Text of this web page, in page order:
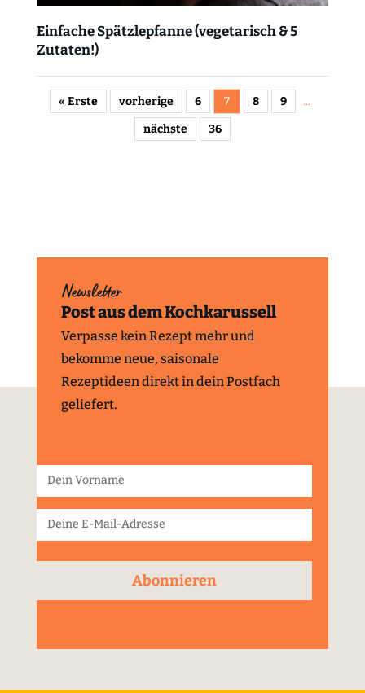
Einfache Spätzlepfanne (vegetarisch & 5
Zutaten!)
« Erste vorherige 6 7 8 9
...
nächste
36
Newsletter
Post aus dem Kochkarussell
Verpasse kein Rezept mehr und
bekomme neue, saisonale
Rezeptideen direkt in dein Postfach
geliefert.
Abonnieren